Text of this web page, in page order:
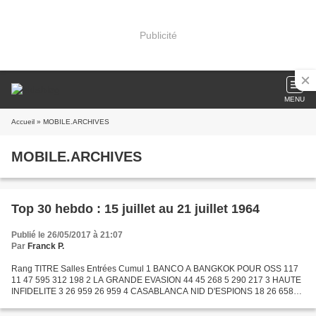
Publicité
MENU
Accueil » MOBILE.ARCHIVES
MOBILE.ARCHIVES
Top 30 hebdo : 15 juillet au 21 juillet 1964
Publié le 26/05/2017 à 21:07
Par Franck P.
Rang TITRE Salles Entrées Cumul 1 BANCO A BANGKOK POUR OSS 117
11 47 595 312 198 2 LA GRANDE EVASION 44 45 268 5 290 217 3 HAUTE
INFIDELITE 3 26 959 26 959 4 CASABLANCA NID D'ESPIONS 18 26 658